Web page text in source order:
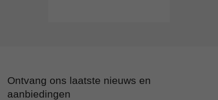
Ontvang ons laatste nieuws en
aanbiedingen